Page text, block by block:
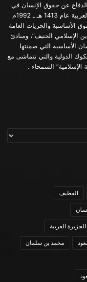
عن حقوق الإنسان في
شبه الجزيرة العربية عام 1413 هـ ـ 1992م
الأساسية والحريات العامة
الإسلامي الحنيف”، ومبادئ
الأساسية التي ضمنتها
الدولية والتي تتماشى مع
الإسلامية” السمحاء .
القطيف
العربية
محمد بن سلمان